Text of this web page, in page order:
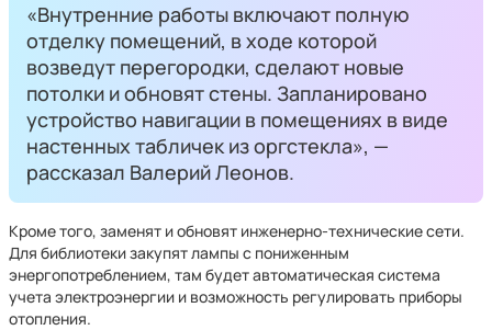
«Внутренние работы включают полную
отделку помещений, в ходе которой
возведут перегородки, сделают новые
потолки и обновят стены. Запланировано
устройство навигации в помещениях в виде
настенных табличек из оргстекла», —
рассказал Валерий Леонов.
Кроме того, заменят и обновят инженерно-технические сети.
Для библиотеки закупят лампы с пониженным
энергопотреблением, там будет автоматическая система
учета электроэнергии и возможность регулировать приборы
отопления.